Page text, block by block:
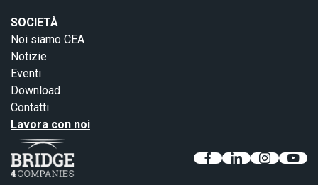
SOCIETÀ
Noi siamo CEA
Notizie
Eventi
Download
Contatti
Lavora con noi